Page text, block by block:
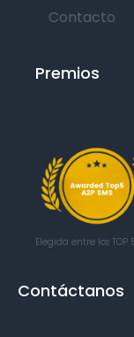
Contacto
Premios
Elegida entre los TOP
Contáctanos